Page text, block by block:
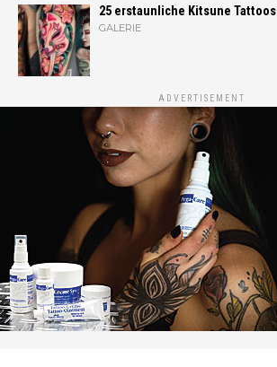
25 erstaunliche Kitsune Tattoos
GALERIE
ADVERTISEMENT